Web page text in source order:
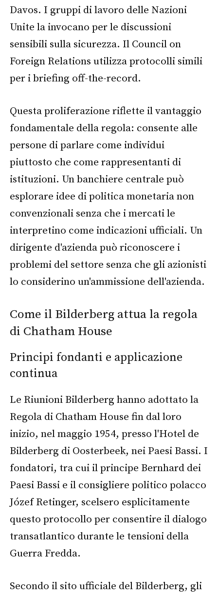
Davos. I gruppi di lavoro delle Nazioni
Unite la invocano per le discussioni
sensibili sulla sicurezza. Il Council on
Foreign Relations utilizza protocolli simili
per i briefing off-the-record.
Questa proliferazione riflette il vantaggio
fondamentale della regola: consente alle
persone di parlare come individui
piuttosto che come rappresentanti di
istituzioni. Un banchiere centrale può
esplorare idee di politica monetaria non
convenzionali senza che i mercati le
interpretino come indicazioni ufficiali. Un
dirigente d'azienda può riconoscere i
problemi del settore senza che gli azionisti
lo considerino un'ammissione dell'azienda.
Come il Bilderberg attua la regola
di Chatham House
Principi fondanti e applicazione
continua
Le Riunioni Bilderberg hanno adottato la
Regola di Chatham House fin dal loro
inizio, nel maggio 1954, presso l'Hotel de
Bilderberg di Oosterbeek, nei Paesi Bassi. I
fondatori, tra cui il principe Bernhard dei
Paesi Bassi e il consigliere politico polacco
Józef Retinger, scelsero esplicitamente
questo protocollo per consentire il dialogo
transatlantico durante le tensioni della
Guerra Fredda.
Secondo il sito ufficiale del Bilderberg, gli